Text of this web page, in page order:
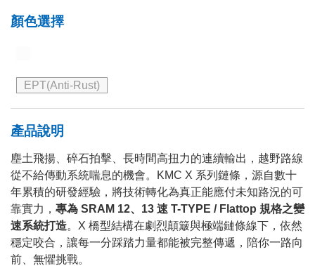
顏色選擇
EPT(Anti-Rust)
產品說明
塵土飛揚、碎石拍擊、長時間高扭力的連續輸出，越野路線
從不給傳動系統喘息的機會。KMC X 系列鏈條，源自數十
年累積的研發經驗，將技術轉化為真正能應付未知路況的可
靠實力， 專為 SRAM 12、13 速 T-TYPE / Flattop 規格之變
速系統打造。X 橋型結構在劇烈顛簸與極端鏈條線下，依然
穩定咬合，讓每一分踩踏力量都能被完整傳遞，陪你一路向
前、無懼挑戰。